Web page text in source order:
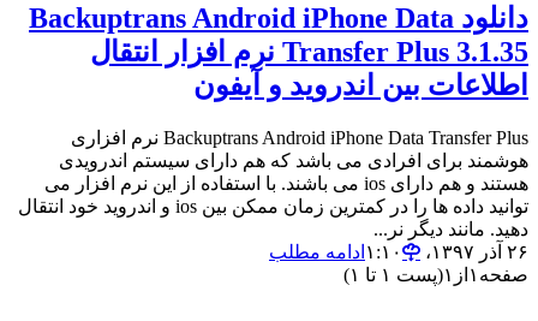
دانلود Backuptrans Android iPhone Data
Transfer Plus 3.1.35 نرم افزار انتقال
اطلاعات بین اندروید و آیفون
Backuptrans Android iPhone Data Transfer Plus نرم افزاری
هوشمند برای افرادی می باشد که هم دارای سیستم اندرویدی
هستند و هم دارای ios می باشند. با استفاده از این نرم افزار می
توانید داده ها را در کمترین زمان ممکن بین ios و اندروید خود انتقال
دهید. مانند دیگر نر...
۲۶ آذر ۱۳۹۷،‏ ۱:۱۰
ادامه مطلب
صفحه ۱ از ۱(پست ۱ تا ۱)